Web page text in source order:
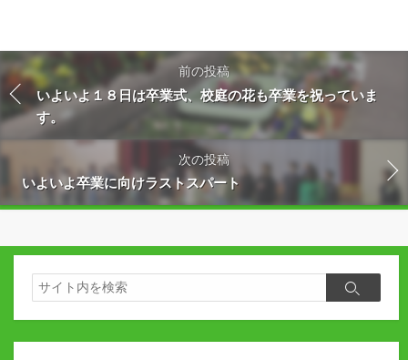
前の投稿
いよいよ１８日は卒業式、校庭の花も卒業を祝っていま
す。
次の投稿
いよいよ卒業に向けラストスパート
検
索
検